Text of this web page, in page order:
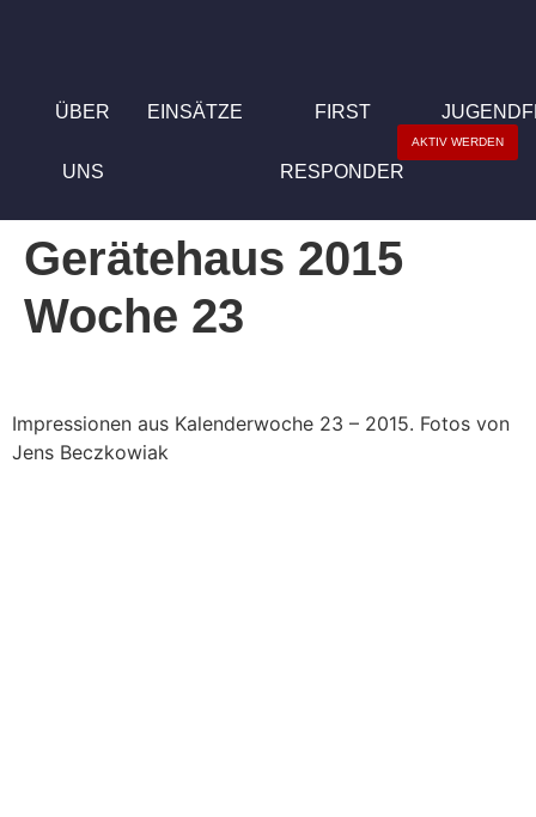
ÜBER
UNS
EINSÄTZE FIRST
RESPONDER
AKTIV WERDEN
Gerätehaus 2015
Woche 23
Impressionen aus Kalenderwoche 23 – 2015. Fotos von
Jens Beczkowiak